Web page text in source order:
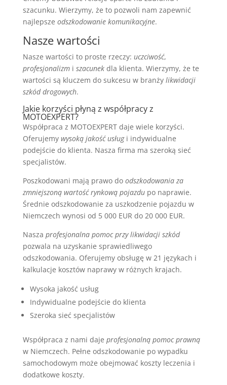
szacunku. Wierzymy, że to pozwoli nam zapewnić
najlepsze odszkodowanie komunikacyjne.
Nasze wartości
Nasze wartości to proste rzeczy: uczciwość,
profesjonalizmi szacunekdla klienta. Wierzymy, że te
wartości są kluczem do sukcesu w branży likwidacji
szkód drogowych.
Jakie korzyści płyną z współpracy z
MOTOEXPERT?
Współpraca z MOTOEXPERT daje wiele korzyści.
Oferujemy wysoką jakość usługi indywidualne
podejście do klienta. Nasza firma ma szeroką sieć
specjalistów.
Poszkodowani mają prawo do odszkodowania za
zmniejszoną wartość rynkową pojazdupo naprawie.
Średnie odszkodowanie za uszkodzenie pojazdu w
Niemczech wynosi od 5 000 EUR do 20 000 EUR.
Nasza profesjonalna pomoc przy likwidacji szkód
pozwala na uzyskanie sprawiedliwego
odszkodowania. Oferujemy obsługę w 21 językach i
kalkulacje kosztów naprawy w różnych krajach.
Wysoka jakość usług
Indywidualne podejście do klienta
Szeroka sieć specjalistów
Współpraca z nami daje profesjonalną pomoc prawną
w Niemczech. Pełne odszkodowanie po wypadku
samochodowym może obejmować koszty leczenia i
dodatkowe koszty.